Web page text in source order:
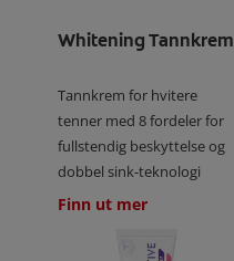
Whitening Tannkrem
Tannkrem for hvitere
tenner med 8 fordeler for
fullstendig beskyttelse og
dobbel sink-teknologi
Finn ut mer